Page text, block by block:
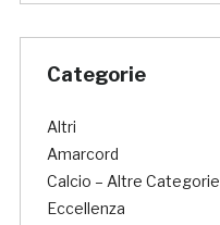
Categorie
Altri
Amarcord
Calcio – Altre Categorie
Eccellenza